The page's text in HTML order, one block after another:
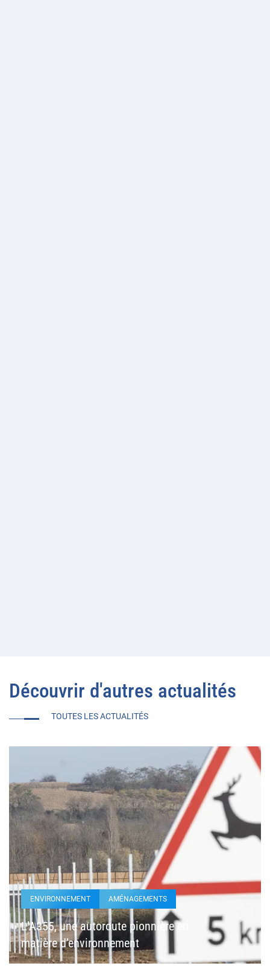
Découvrir d'autres actualités
TOUTES LES ACTUALITÉS
ENVIRONNEMENT AMÉNAGEMENTS
L’A355, une autoroute pionnière en
matière d’environnement